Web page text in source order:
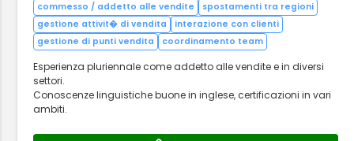
commesso / addetto alle vendite
spostamenti tra regioni
gestione attivit� di vendita
interazione con clienti
gestione di punti vendita
coordinamento team
Esperienza pluriennale come addetto alle vendite e in diversi
settori.
Conoscenze linguistiche buone in inglese, certificazioni in vari
ambiti.